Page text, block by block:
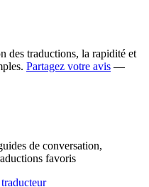
des traductions, la rapidité et
Partagez votre avis —
de conversation,
favoris